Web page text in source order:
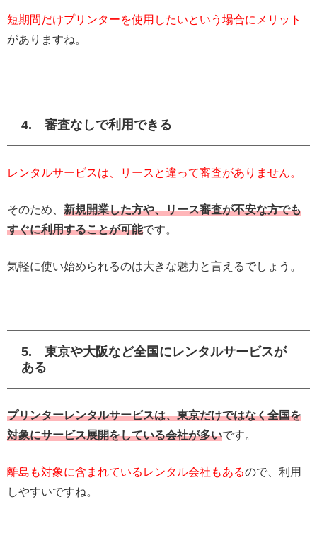
短期間だけプリンターを使用したいという場合にメリット
がありますね。
4. 審査なしで利用できる
レンタルサービスは、リースと違って審査がありません。
そのため、 新規開業した方や、リース審査が不安な方でも
すぐに利用することが可能です。
気軽に使い始められるのは大きな魅力と言えるでしょう。
5. 東京や大阪など全国にレンタルサービスが
ある
プリンターレンタルサービスは、東京だけではなく全国を
対象にサービス展開をしている会社が多いです。
離島も対象に含まれているレンタル会社もあるので、利用
しやすいですね。